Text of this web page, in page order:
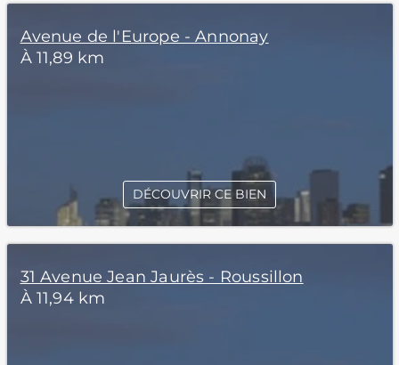
Avenue de l'Europe - Annonay
À 11,89 km
DÉCOUVRIR CE BIEN
31 Avenue Jean Jaurès - Roussillon
À 11,94 km